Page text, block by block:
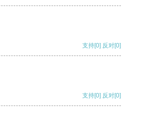
支持[0] 反对[0]
支持[0] 反对[0]